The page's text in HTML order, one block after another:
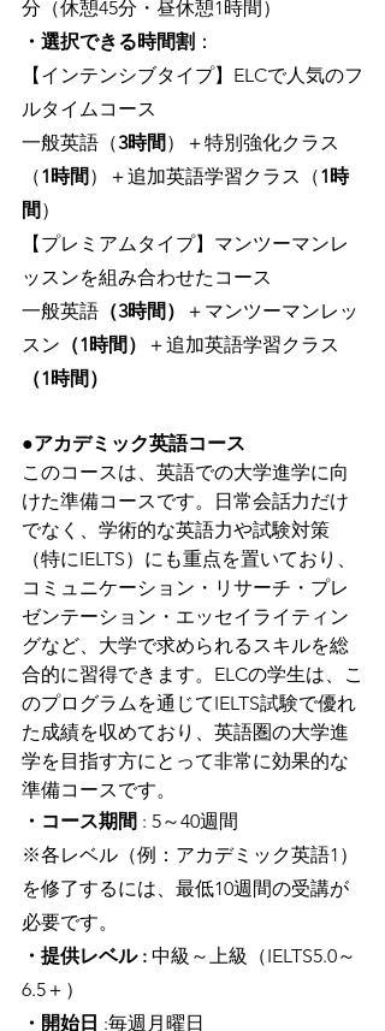
分（休憩45分・昼休憩1時間）
・選択できる時間割 ：
【インテンシブタイプ】ELCで人気のフ
ルタイムコース
一般英語（3時間 ）＋特別強化クラス
（1時間 ）＋追加英語学習クラス（1時
間 ）
【プレミアムタイプ】マンツーマンレ
ッスンを組み合わせたコース
一般英語 （3時間）
＋マンツーマンレッ
スン （1時間）
＋追加英語学習クラス
（1時間）
●アカデミック英語コース
このコースは、英語での大学進学に向
けた準備コースです。日常会話力だけ
でなく、学術的な英語力や試験対策
（特にIELTS）にも重点を置いており、
コミュニケーション・リサーチ・プレ
ゼンテーション・エッセイライティン
グなど、大学で求められるスキルを総
合的に習得できます。ELCの学生は、こ
のプログラムを通じてIELTS試験で優れ
た成績を収めており、英語圏の大学進
学を目指す方にとって非常に効果的な
準備コースです。
・コース期間 : 5～40週間
※各レベル（例：アカデミック英語1）
を修了するには、最低10週間の受講が
必要です。
・提供レベル : 中級～上級（IELTS5.0～
6.5＋）
・開始日 :毎週月曜日